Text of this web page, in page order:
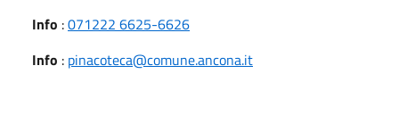
Info :071222 6625-6626
Info : pinacoteca@comune.ancona.it